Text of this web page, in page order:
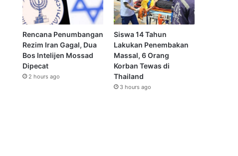
Rencana Penumbangan
Rezim Iran Gagal, Dua
Bos Intelijen Mossad
Dipecat
2 hours ago
Siswa 14 Tahun
Lakukan Penembakan
Massal, 6 Orang
Korban Tewas di
Thailand
3 hours ago